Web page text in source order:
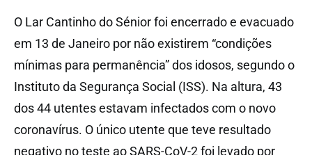
O Lar Cantinho do Sénior foi encerrado e evacuado
em 13 de Janeiro por não existirem “condições
mínimas para permanência” dos idosos, segundo o
Instituto da Segurança Social (ISS). Na altura, 43
dos 44 utentes estavam infectados com o novo
coronavírus. O único utente que teve resultado
negativo no teste ao SARS-CoV-2 foi levado por